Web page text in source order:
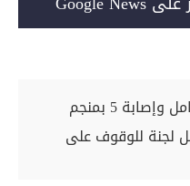
البترول: وفاة عامل وإصابة 5 بمنجم
لجنة للوقوف على